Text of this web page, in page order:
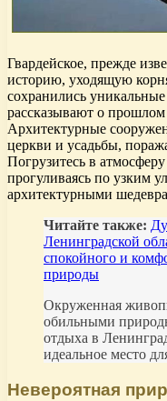
Гвардейское, прежде
историю, уходящую
сохранились
рассказывают о прошлом
Архитектурные
церкви и усадьбы,
Погрузитесь в
прогуливаясь по узким
архитектурными
Читайте также:
Ленинградской
спокойного и
природы
Окруженная
обильными
отдыха в
идеальное место
Невероятная